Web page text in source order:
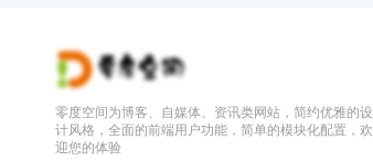
零度空间为博客、自媒体、资讯类网站，简约优雅的设
计风格，全面的前端用户功能，简单的模块化配置，欢
迎您的体验